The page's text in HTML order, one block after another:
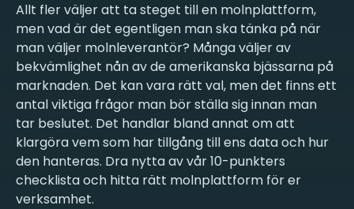
Allt fler väljer att ta steget till en molnplattform,
men vad är det egentligen man ska tänka på när
man väljer molnleverantör? Många väljer av
bekvämlighet nån av de amerikanska bjässarna på
marknaden. Det kan vara rätt val, men det finns ett
antal viktiga frågor man bör ställa sig innan man
tar beslutet. Det handlar bland annat om att
klargöra vem som har tillgång till ens data och hur
den hanteras. Dra nytta av vår 10-punkters
checklista och hitta rätt molnplattform för er
verksamhet.